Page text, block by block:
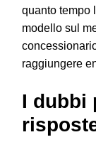
quanto tempo
modello sul
raggiungere
I dubbi